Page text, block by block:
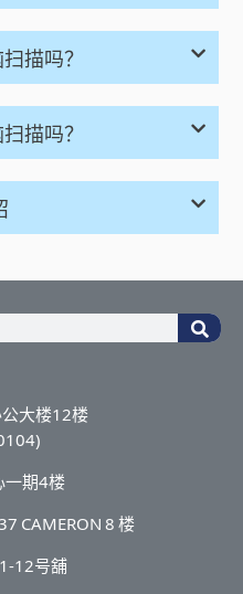
描吗？
描吗？
大楼12楼
期4楼
CAMERON 8 楼
12号舖